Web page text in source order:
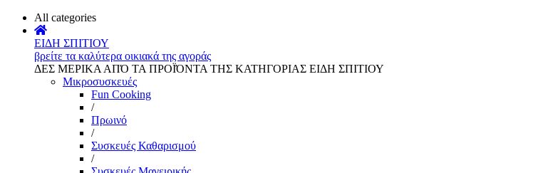
All categories
ΕΙΔΗ ΣΠΙΤΙΟΥ
βρείτε τα καλύτερα οικιακά της αγοράς
ΔΕΣ ΜΕΡΙΚΑ ΑΠΌ ΤΑ ΠΡΟΪΌΝΤΑ ΤΗΣ ΚΑΤΗΓΟΡΙΑΣ ΕΙΔΗ ΣΠΙΤΙΟΥ
Μικροσυσκευές
Fun Cooking
/
Πρωινό
/
Συσκευές Καθαρισμού
/